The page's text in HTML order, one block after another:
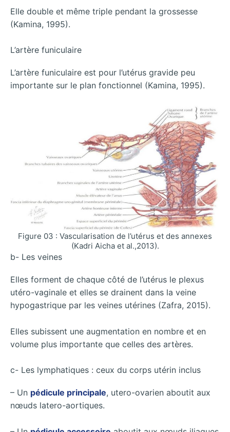
Elle double et même triple pendant la grossesse
(Kamina, 1995).
L’artère funiculaire
L’artère funiculaire est pour l’utérus gravide peu
importante sur le plan fonctionnel (Kamina, 1995).
Figure 03 : Vascularisation de l’utérus et des annexes
(Kadri Aicha et al.,2013).
b- Les veines
Elles forment de chaque côté de l’utérus le plexus
utéro-vaginale et elles se drainent dans la veine
hypogastrique par les veines utérines (Zafra, 2015).
Elles subissent une augmentation en nombre et en
volume plus importante que celles des artères.
c- Les lymphatiques : ceux du corps utérin inclus
– Un pédicule principale, utero-ovarien aboutit aux
nœuds latero-aortiques.